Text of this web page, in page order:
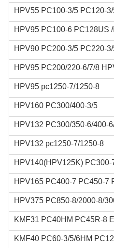
HPV55 PC100-3/5 PC120-
HPV95 PC100-6 PC128US
HPV90 PC200-3/5 PC220-
HPV95 PC200/220-6/7/8
HPV95 pc1250-7/1250-8
HPV160 PC300/400-3/5
HPV132 PC300/350-6/400-
HPV132 pc1250-7/1250-8
HPV140(HPV125K)
HPV165 PC400-7 PC450-7
HPV375 PC850-8/2000-8/
KMF31 PC40HM PC45R-8
KMF40 PC60-3/5/6HM